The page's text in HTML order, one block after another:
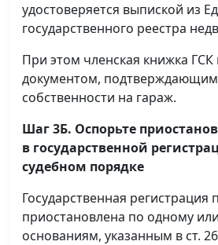
удостоверяется выпиской из
государственного реестра
При этом членская книжка ГСК
документом,
собственности на гараж.
Шаг 3Б. Оспорьте
в государственной
судебном порядке
Государственная
приостановлена по одному
основаниям, указанным в ст.